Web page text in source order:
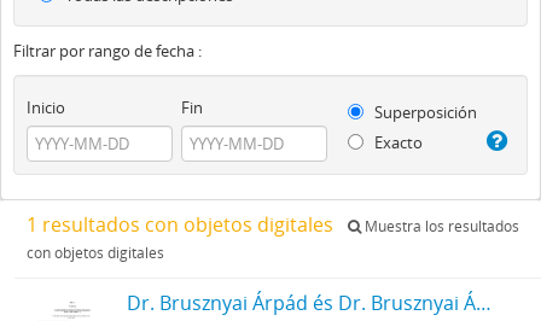
Filtrar por rango de fecha :
Inicio Fin
Superposición
Exacto
1 resultados con objetos digitales
Muestra los resultados
con objetos digitales
Dr. Brusznyai Árpád és Dr. Brusznyai Árpádné Honti Ilona iratai